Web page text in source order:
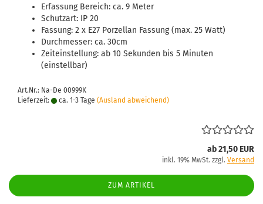
Erfassung Bereich: ca. 9 Meter
Schutzart: IP 20
Fassung: 2 x E27 Porzellan Fassung (max. 25 Watt)
Durchmesser: ca. 30cm
Zeiteinstellung: ab 10 Sekunden bis 5 Minuten
(einstellbar)
Art.Nr.: Na-De 00999K
Lieferzeit:
ca. 1-3 Tage (Ausland abweichend)
ab 21,50 EUR
inkl. 19% MwSt. zzgl. Versand
ZUM ARTIKEL